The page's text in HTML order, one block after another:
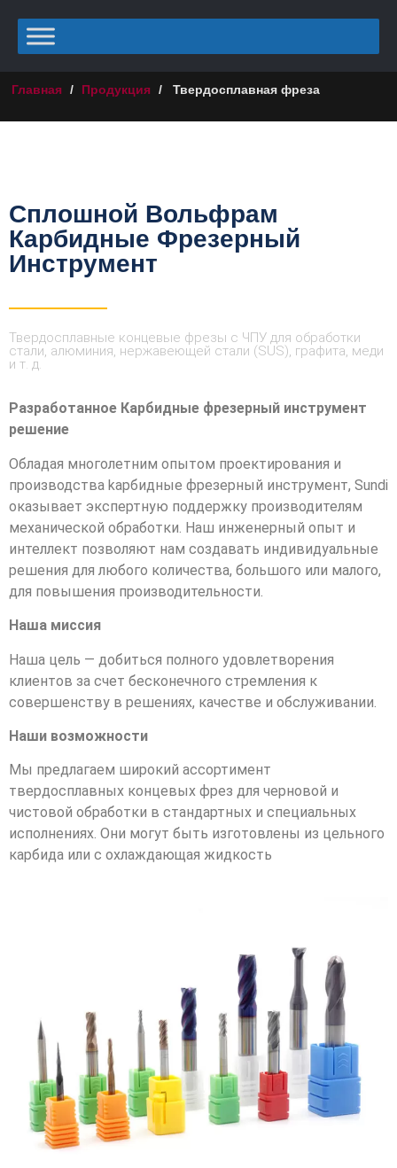
Главная / Продукция / Твердосплавная фреза
Сплошной Вольфрам
Карбидные Фрезерный
Инструмент
Твердосплавные концевые фрезы с ЧПУ для обработки
стали, алюминия, нержавеющей стали (SUS), графита, меди
и т. д.
Разработанное Карбидные фрезерный инструмент
решение
Обладая многолетним опытом проектирования и
производства kарбидные фрезерный инструмент, Sundi
оказывает экспертную поддержку производителям
механической обработки. Наш инженерный опыт и
интеллект позволяют нам создавать индивидуальные
решения для любого количества, большого или малого,
для повышения производительности.
Наша миссия
Наша цель — добиться полного удовлетворения
клиентов за счет бесконечного стремления к
совершенству в решениях, качестве и обслуживании.
Наши возможности
Мы предлагаем широкий ассортимент
твердосплавных концевых фрез для черновой и
чистовой обработки в стандартных и специальных
исполнениях. Они могут быть изготовлены из цельного
карбида или с охлаждающая жидкость